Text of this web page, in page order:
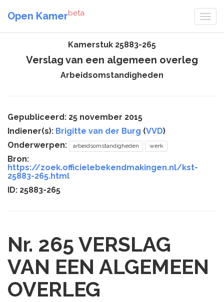
Open Kamerbeta
Kamerstuk 25883-265
Verslag van een algemeen overleg
Arbeidsomstandigheden
Gepubliceerd: 25 november 2015
Indiener(s): Brigitte van der Burg (VVD)
Onderwerpen:
arbeidsomstandigheden werk
Bron:
https://zoek.officielebekendmakingen.nl/kst-
25883-265.html
ID: 25883-265
Nr. 265 VERSLAG
VAN EEN ALGEMEEN
OVERLEG